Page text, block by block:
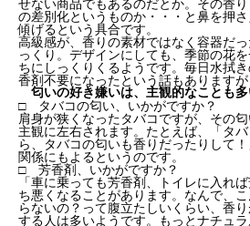
せない商品でもあるのだとか。その香
の差別化というものか・・・と鼻を押
傾げるという具合です。
高級感が、香りの素材ではなく容器だ
っくり。デザインにしても、季節の花
ちにしっくりくるようです。毎日水拭
香剤不要になったという話もありますが
匂いの好き嫌いは、主観的なことも多
□ タバコの匂い、いかがですか？
肩身が狭くなったタバコですが、その
主観に左右されます。たとえば、「タ
ら、タバコの匂いも香りだったりして
関係にもよるというのです。
□ 芳香剤、いかがですか？
「車に乗っても芳香剤、トイレに入れ
ち悪くなることがあります。なんで、
らないの？って腹立たしいくらい、香
する人は多いようです。もっとナチュ